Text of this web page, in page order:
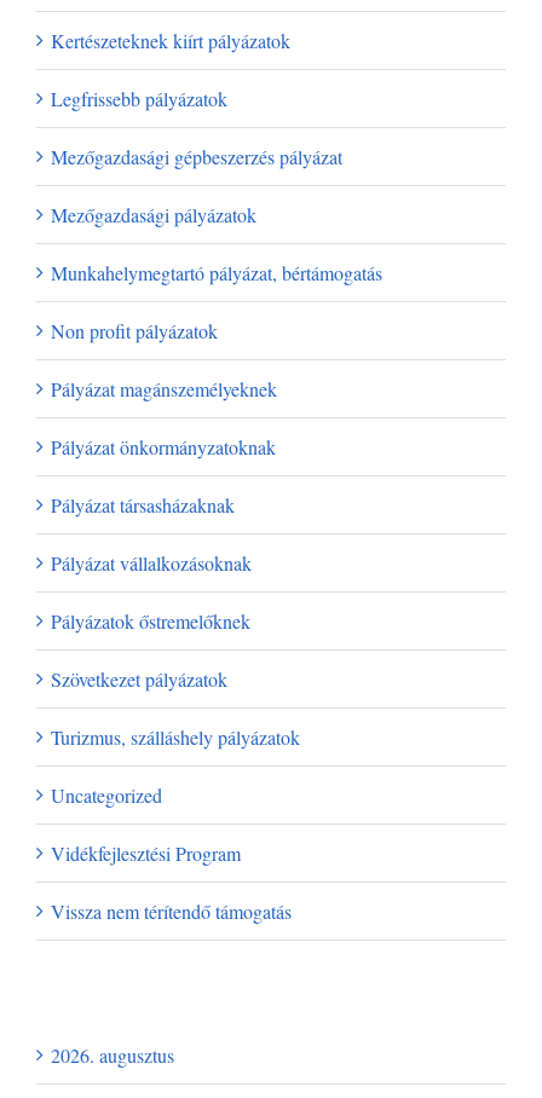
Kertészeteknek kiírt pályázatok
Legfrissebb pályázatok
Mezőgazdasági gépbeszerzés pályázat
Mezőgazdasági pályázatok
Munkahelymegtartó pályázat, bértámogatás
Non profit pályázatok
Pályázat magánszemélyeknek
Pályázat önkormányzatoknak
Pályázat társasházaknak
Pályázat vállalkozásoknak
Pályázatok őstremelőknek
Szövetkezet pályázatok
Turizmus, szálláshely pályázatok
Uncategorized
Vidékfejlesztési Program
Vissza nem térítendő támogatás
2026. augusztus